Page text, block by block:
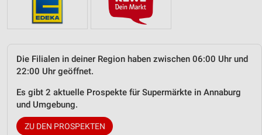
Die Filialen in deiner Region haben zwischen 06:00 Uhr und
22:00 Uhr geöffnet.
Es gibt 2 aktuelle Prospekte für Supermärkte in Annaburg
und Umgebung.
ZU DEN PROSPEKTEN